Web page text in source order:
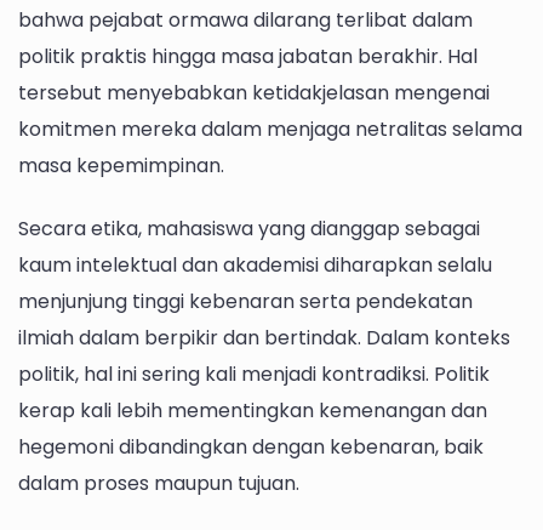
bahwa pejabat ormawa dilarang terlibat dalam
politik praktis hingga masa jabatan berakhir. Hal
tersebut menyebabkan ketidakjelasan mengenai
komitmen mereka dalam menjaga netralitas selama
masa kepemimpinan.
Secara etika, mahasiswa yang dianggap sebagai
kaum intelektual dan akademisi diharapkan selalu
menjunjung tinggi kebenaran serta pendekatan
ilmiah dalam berpikir dan bertindak. Dalam konteks
politik, hal ini sering kali menjadi kontradiksi. Politik
kerap kali lebih mementingkan kemenangan dan
hegemoni dibandingkan dengan kebenaran, baik
dalam proses maupun tujuan.